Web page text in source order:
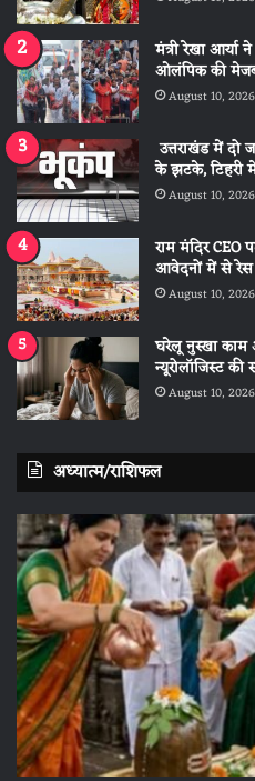
मंत्री रेखा आर्या
ओलंपिक की
August 10, 2026
उत्तराखंड में दो
के झटके, टिहरी में
August 10, 2026
राम मंदिर
आवेदनों में से रेस
August 10, 2026
घरेलू नुस्खा काम
न्यूरोलॉजिस्ट
August 10, 2026
अध्यात्म/राशिफल